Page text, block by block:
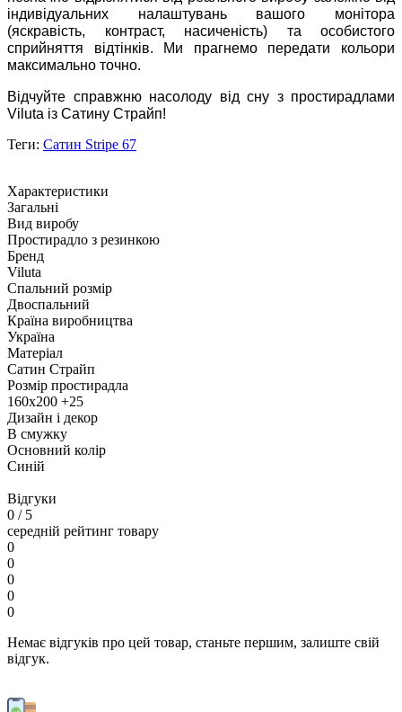
індивідуальних налаштувань вашого монітора
(яскравість, контраст, насиченість) та особистого
сприйняття відтінків. Ми прагнемо передати кольори
максимально точно.
Відчуйте справжню насолоду від сну з простирадлами
Viluta із Сатину Страйп!
Теги: Сатин Stripe 67
Характеристики
Загальні
Вид виробу
Простирадло з резинкою
Бренд
Viluta
Спальний розмір
Двоспальний
Країна виробництва
Україна
Матеріал
Сатин Страйп
Розмір простирадла
160х200 +25
Дизайн і декор
В смужку
Основний колір
Синій
Відгуки
0 / 5
середній рейтинг товару
0
0
0
0
0
Немає відгуків про цей товар, станьте першим, залиште свій
відгук.